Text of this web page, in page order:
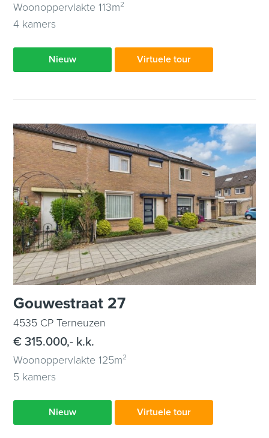
Woonoppervlakte 113m²
4 kamers
Nieuw Virtuele tour
Gouwestraat 27
4535 CP Terneuzen
€ 315.000,- k.k.
Woonoppervlakte 125m²
5 kamers
Nieuw Virtuele tour